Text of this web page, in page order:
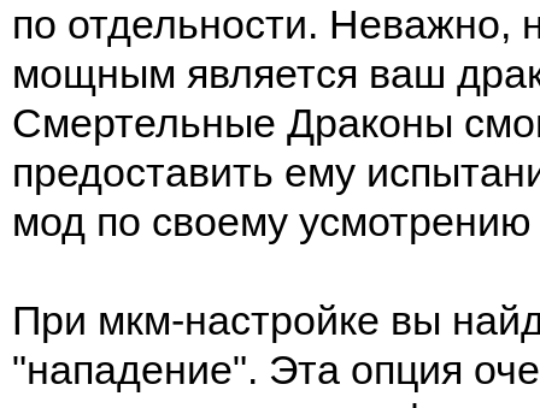
по отдельности. Неважно,
мощным является ваш
Смертельные Драконы
предоставить ему
мод по своему усмотрению
При мкм-настройке вы
"нападение". Эта опция